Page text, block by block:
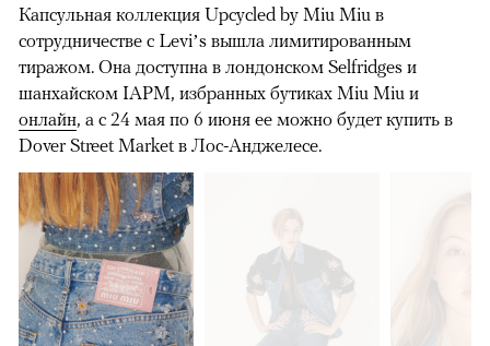
Капсульная коллекция Upcyсled by Miu Miu в
сотрудничестве с Levi’s вышла лимитированным
тиражом. Она доступна в лондонском Selfridges и
шанхайском IAPM, избранных бутиках Miu Miu и
онлайн, а с 24 мая по 6 июня ее можно будет купить в
Dover Street Market в Лос-Анджелесе.